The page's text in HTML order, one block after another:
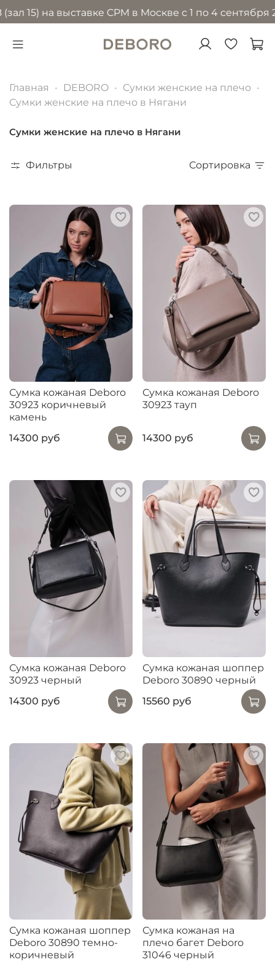
на выставке CPM в Москве с 1 по 4 сентября 2026
Главная DEBORO
Сумки женские на плечо
Сумки женские на плечо в Нягани
Сумки женские на плечо в Нягани
Фильтры Сортировка
Сумка кожаная Deboro
30923 коричневый
камень
14300 руб
Сумка кожаная Deboro
30923 тауп
14300 руб
Сумка кожаная Deboro
30923 черный
14300 руб
Сумка кожаная шоппер
Deboro 30890 черный
15560 руб
Сумка кожаная шоппер
Deboro 30890 темно-
коричневый
Сумка кожаная на
плечо багет Deboro
31046 черный